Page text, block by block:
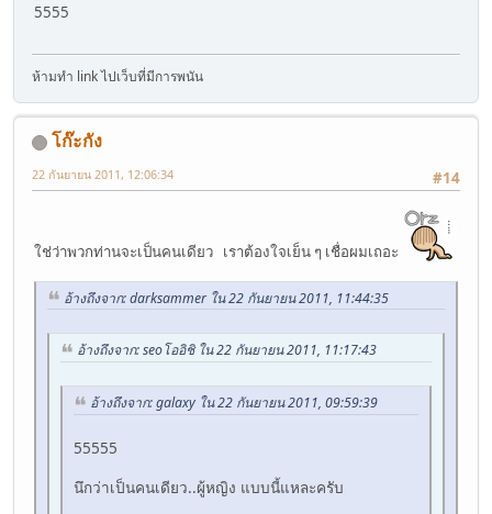
5555
ห้ามทำ link ไปเว็บที่มีการพนัน
โก๊ะกัง
#14
22 กันยายน 2011, 12:06:34
ใช่ว่าพวกท่านจะเป็นคนเดียว เราต้องใจเย็น ๆ เชื่อผมเถอะ
อ้างถึงจาก: darksammer ใน 22 กันยายน 2011, 11:44:35
อ้างถึงจาก: seoโออิชิ ใน 22 กันยายน 2011, 11:17:43
อ้างถึงจาก: galaxy ใน 22 กันยายน 2011, 09:59:39
55555
นึกว่าเป็นคนเดียว..ผู้หญิง แบบนี้แหละครับ